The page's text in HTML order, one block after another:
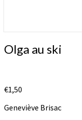
Olga
au
Olga au ski
€1,50
Geneviève Brisac